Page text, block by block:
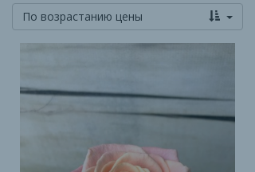
По возрастанию цены